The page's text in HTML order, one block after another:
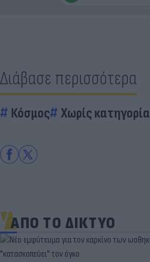
Διάβασε περισσότερα
Κόσμος Χωρίς κατηγορία
ΑΠΟ ΤΟ ΔΙΚΤΥΟ